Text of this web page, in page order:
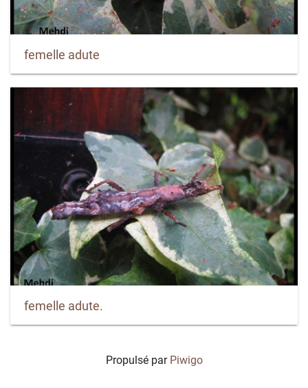
femelle adute
femelle adute.
Propulsé par Piwigo